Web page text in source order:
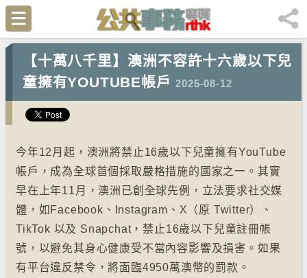
【十萬八千里】⁠澳洲不容許十六歲以下兒
童擁有YOUTUBE帳戶2025-08-12
今年12月起，澳洲將禁止16歲以下兒童擁有YouTube
帳戶，成為全球首個採取嚴格措施的國家之一。其實
早在上年11月，澳洲已創全球先例，立法要求社交媒
體，如Facebook、Instagram、X（原 Twitter）、
TikTok 以及 Snapchat，禁止16歲以下兒童註冊帳
號，以避免其身心健康受不當內容影響及損害。如果
有平台違反禁令，將面臨4950萬澳幣的罰款。